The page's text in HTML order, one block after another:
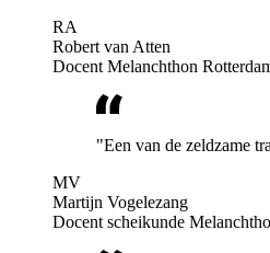
RA
Robert van Atten
Docent Melanchthon
"Een van de zeldzame
MV
Martijn Vogelezang
Docent scheikunde